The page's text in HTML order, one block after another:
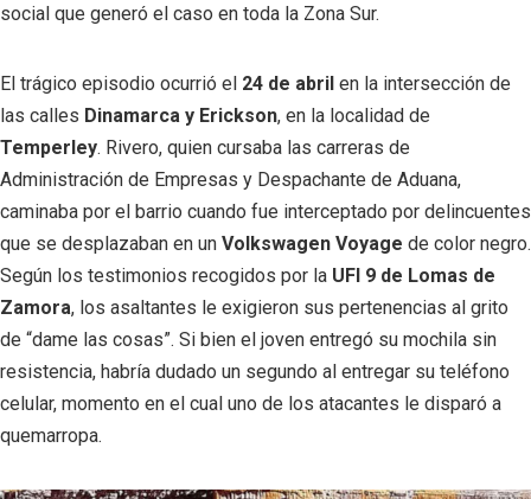
social que generó el caso en toda la Zona Sur.
El trágico episodio ocurrió el 24 de abril en la intersección de
las calles Dinamarca y Erickson, en la localidad de
Temperley. Rivero, quien cursaba las carreras de
Administración de Empresas y Despachante de Aduana,
caminaba por el barrio cuando fue interceptado por delincuentes
que se desplazaban en un Volkswagen Voyage de color negro.
Según los testimonios recogidos por la UFI 9 de Lomas de
Zamora, los asaltantes le exigieron sus pertenencias al grito
de “dame las cosas”. Si bien el joven entregó su mochila sin
resistencia, habría dudado un segundo al entregar su teléfono
celular, momento en el cual uno de los atacantes le disparó a
quemarropa.